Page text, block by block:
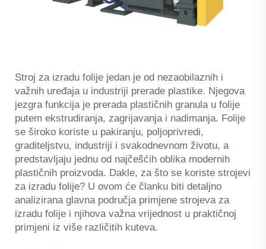
Stroj za izradu folije jedan je od nezaobilaznih i
važnih uređaja u industriji prerade plastike. Njegova
jezgra funkcija je prerada plastičnih granula u folije
putem ekstrudiranja, zagrijavanja i nadimanja. Folije
se široko koriste u pakiranju, poljoprivredi,
graditeljstvu, industriji i svakodnevnom životu, a
predstavljaju jednu od najčešćih oblika modernih
plastičnih proizvoda. Dakle, za što se koriste strojevi
za izradu folije? U ovom će članku biti detaljno
analizirana glavna područja primjene strojeva za
izradu folije i njihova važna vrijednost u praktičnoj
primjeni iz više različitih kuteva.